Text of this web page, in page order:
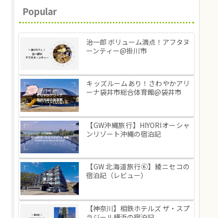
Popular
治一郎 ボリューム満点！アフタヌ
ーンティー@掛川市
キッズルームあり！さわやかアリ
ーナ袋井市総合体育館@袋井市
【GW沖縄旅行】HIYORIオーシャ
ンリゾート沖縄の宿泊記
【GW 北海道旅行⑥】綾ニセコの
宿泊記（レビュー）
【神奈川】相鉄ホテルズ ザ・スプ